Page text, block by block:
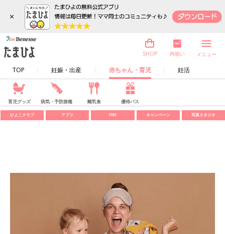
×
TOP 妊娠・出産 赤ちゃん・育児 妊活
SHOP 内祝い メニュー
育児グッズ 病気・予防接種 離乳食 優待パス
ひよこクラブ アプリ SNS キャンペーン 写真スタジオ